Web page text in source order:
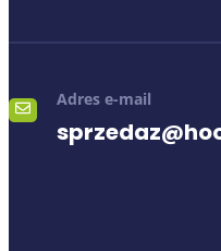
Adres e-mail